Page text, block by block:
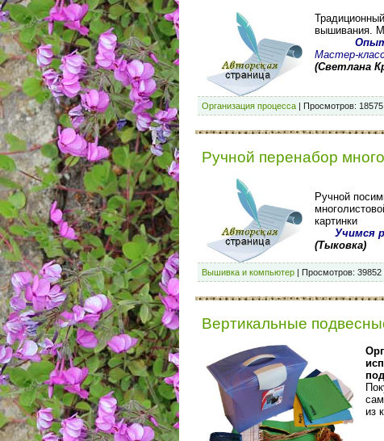
вышивания.
Мастер-
(Светлана
Организация процесса | Просмотров: 18575
Ручной перенабор
Ручной
картинки
Учимся
(Тыковка)
Вышивка и компьютер | Просмотров: 39852
Вертикальные
из